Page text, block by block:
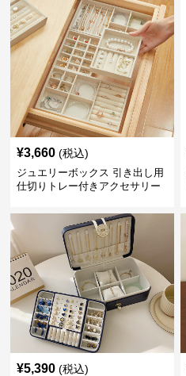
¥3,660 (税込)
ジュエリーボックス 引き出し用
仕切りトレー付きアクセサリー
¥5,390 (税込)